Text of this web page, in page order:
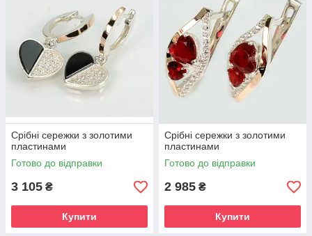
Срібні сережки з золотими
пластинами
Готово до відправки
3 105 ₴
Купити
Срібні сережки з золотими
пластинами
Готово до відправки
2 985 ₴
Купити